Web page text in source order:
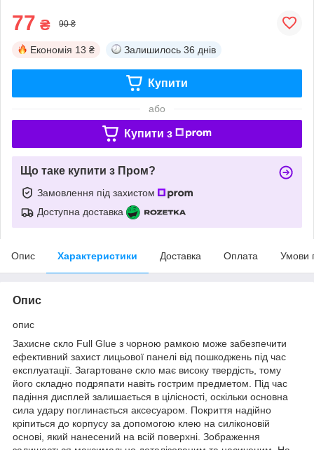
77 ₴ 90 ₴
Економія 13 ₴ Залишилось 36 днів
Купити
або
Купити з
Що таке купити з Пром?
Замовлення під захистом
Доступна доставка
Опис Характеристики Доставка Оплата Умови
Опис
опис
Захисне скло Full Glue з чорною рамкою може забезпечити
ефективний захист лицьової панелі від пошкоджень під час
експлуатації. Загартоване скло має високу твердість, тому
його складно подряпати навіть гострим предметом. Під час
падіння дисплей залишається в цілісності, оскільки основна
сила удару поглинається аксесуаром. Покриття надійно
кріпиться до корпусу за допомогою клею на силіконовій
основі, який нанесений на всій поверхні. Зображення